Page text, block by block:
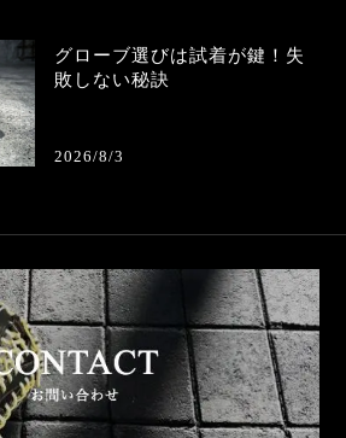
グローブ選びは試着が鍵！失
敗しない秘訣
2026/8/3